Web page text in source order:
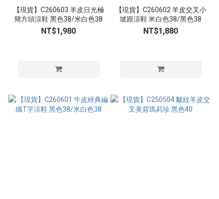
【現貨】C260603 羊皮日光極
簡方頭涼鞋 黑色38/米白色38
NT$1,980
【現貨】C260602 羊皮交叉小
坡跟涼鞋 米白色38/黑色38
NT$1,880